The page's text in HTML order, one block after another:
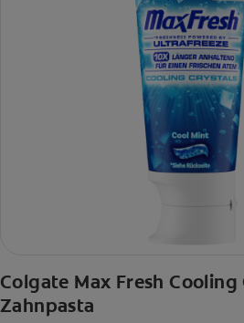
Colgate Max Fresh Cooling
Zahnpasta